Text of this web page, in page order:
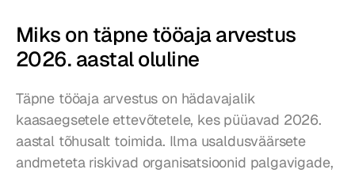
Miks on täpne tööaja arvestus
2026. aastal oluline
Täpne tööaja arvestus on hädavajalik
kaasaegsetele ettevõtetele, kes püüavad 2026.
aastal tõhusalt toimida. Ilma usaldusväärsete
andmeteta riskivad organisatsioonid palgavigade,